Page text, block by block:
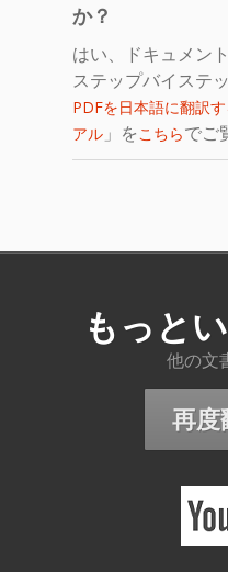
か？
はい、ドキュメン
ステップバイステ
PDFを日本語に翻訳
アル 」を こちらでご
もっと
他の文
再度